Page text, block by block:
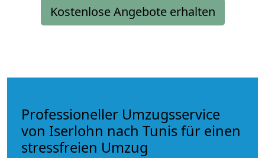
Kostenlose Angebote erhalten
Professioneller Umzugsservice
von Iserlohn nach Tunis für einen
stressfreien Umzug